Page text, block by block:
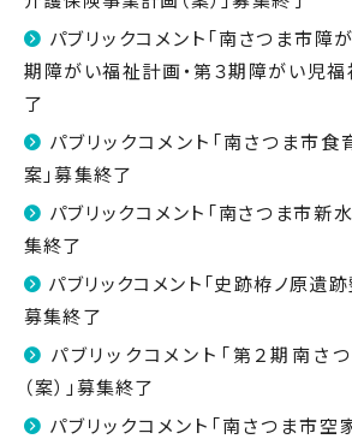
パブリックコメント「南さつま市障
期障がい福祉計画・第３期障がい児福
了
パブリックコメント「南さつま市食
案」募集終了
パブリックコメント「南さつま市新
集終了
パブリックコメント「史跡栫ノ原遺跡
募集終了
パブリックコメント「第２期南さ
（案）」募集終了
パブリックコメント「南さつま市